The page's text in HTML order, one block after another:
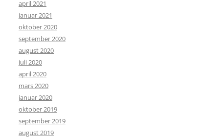
april 2021
januar 2021
oktober 2020
september 2020
august 2020
juli 2020
april 2020
mars 2020
januar 2020
oktober 2019
september 2019
august 2019